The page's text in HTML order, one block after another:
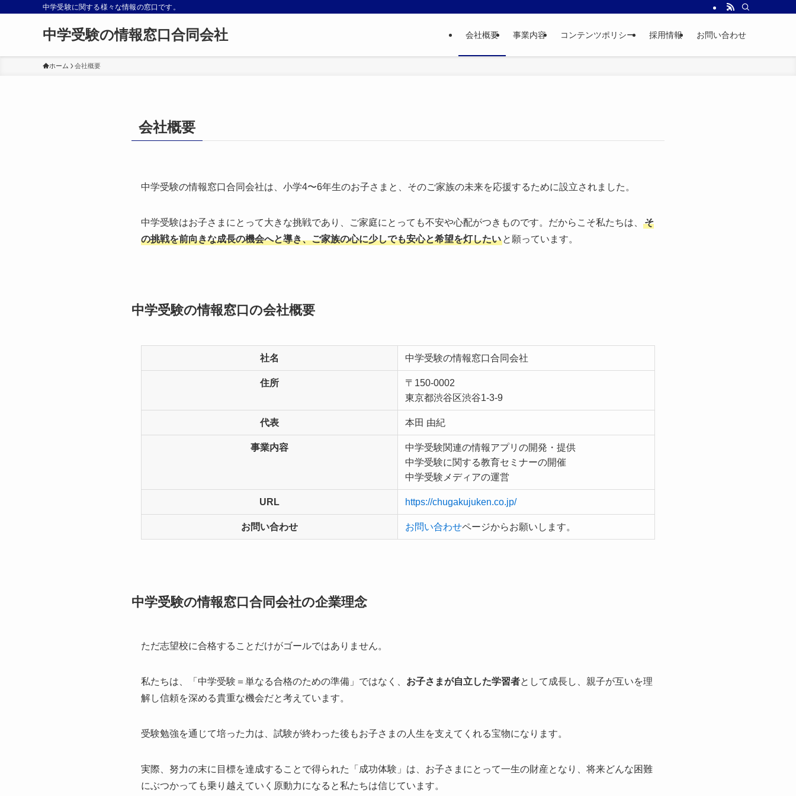
中学受験に関する様々な情報の窓口です。
中学受験の情報窓口合同会社 会社概要 事業内容 コンテンツポリシー 採用情報 お問い合わせ
ホーム 会社概要
会社概要
中学受験の情報窓口合同会社は、小学4〜6年生のお子さまと、そのご家族の未来を応援するために設立されました。
中学受験はお子さまにとって大きな挑戦であり、ご家庭にとっても不安や心配がつきものです。だからこそ私たちは、
そ
の挑戦を前向きな成長の機会へと導き、ご家族の心に少しでも安心と希望を灯したい と願っています。
中学受験の情報窓口の会社概要
社名 中学受験の情報窓口合同会社
住所
〒150-0002
東京都渋谷区渋谷1-3-9
代表 本田 由紀
事業内容
中学受験関連の情報アプリの開発・提供
中学受験に関する教育セミナーの開催
中学受験メディアの運営
URL https://chugakujuken.co.jp/
お問い合わせ お問い合わせページからお願いします。
中学受験の情報窓口合同会社の企業理念
ただ志望校に合格することだけがゴールではありません。
私たちは、「中学受験＝単なる合格のための準備」ではなく、 お子さまが自立した学習者として成長し、親子が互いを理
解し信頼を深める貴重な機会だと考えています。
受験勉強を通じて培った力は、試験が終わった後もお子さまの人生を支えてくれる宝物になります。
実際、努力の末に目標を達成することで得られた「成功体験」は、お子さまにとって一生の財産となり、将来どんな困難
にぶつかっても乗り越えていく原動力になると私たちは信じています。